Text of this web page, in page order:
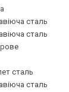
сталь
сталь
сталь
сталь